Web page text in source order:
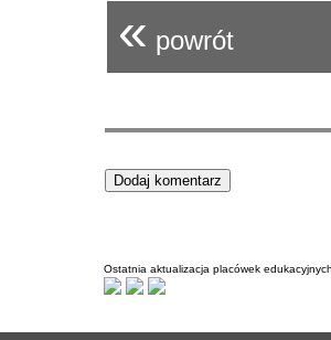
« powrót
Ostatnia aktualizacja placówek